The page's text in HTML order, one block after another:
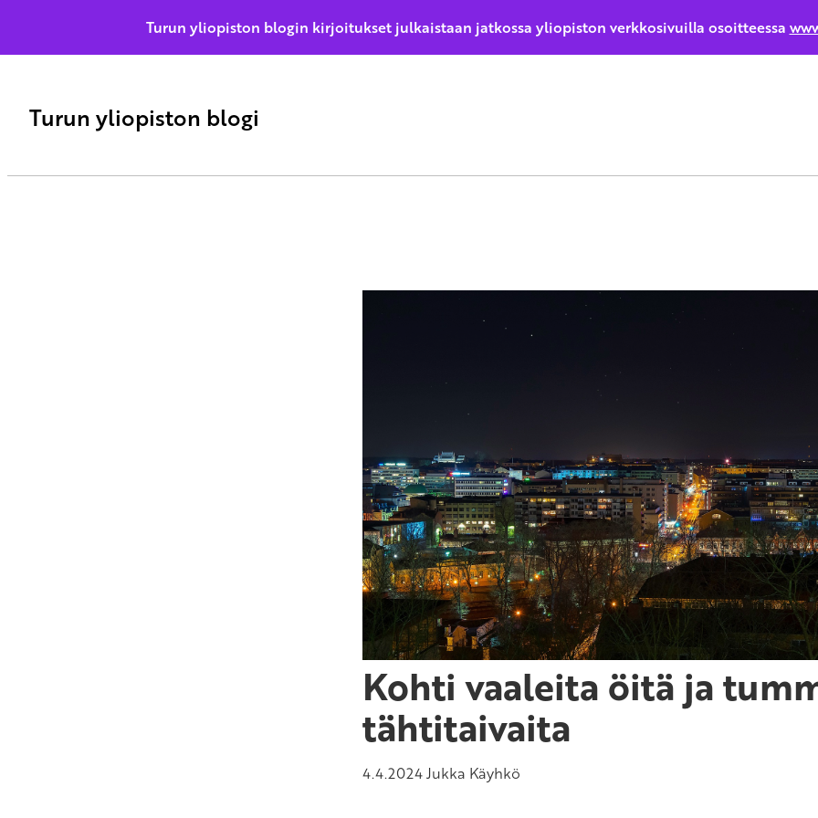
Turun yliopiston blogi
Kohti vaaleita öitä ja
tähtitaivaita
4.4.2024Jukka Käyhkö
Turun yliopiston blogin kirjoitukset julkaistaan jatkossa yliopiston verkkosivuilla osoitteessa